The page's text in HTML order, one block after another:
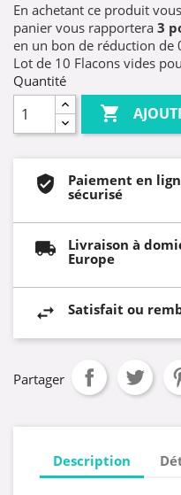
En achetant ce produit
panier vous rapportera 3
en un bon de réduction de
Lot de 10 Flacons vides
Quantité

Paiement en
sécurisé
Livraison à
Europe
Satisfait ou
Partager
Description